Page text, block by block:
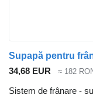
34,68 EUR ≈ 182
Sistem de frânare -